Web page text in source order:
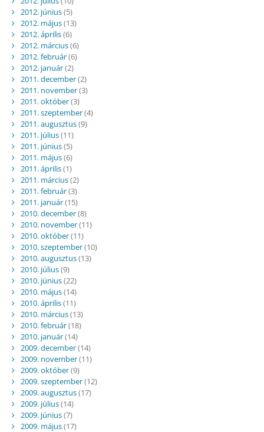
2012. június(5)
2012. május(13)
2012. április(6)
2012. március(6)
2012. február(6)
2012. január(2)
2011. december(2)
2011. november(3)
2011. október(3)
2011. szeptember(4)
2011. augusztus(9)
2011. július(11)
2011. június(5)
2011. május(6)
2011. április(1)
2011. március(2)
2011. február(3)
2011. január(15)
2010. december(8)
2010. november(11)
2010. október(11)
2010. szeptember(10)
2010. augusztus(13)
2010. július(9)
2010. június(22)
2010. május(14)
2010. április(11)
2010. március(13)
2010. február(18)
2010. január(14)
2009. december(14)
2009. november(11)
2009. október(9)
2009. szeptember(12)
2009. augusztus(17)
2009. július(14)
2009. június(7)
2009. május(17)